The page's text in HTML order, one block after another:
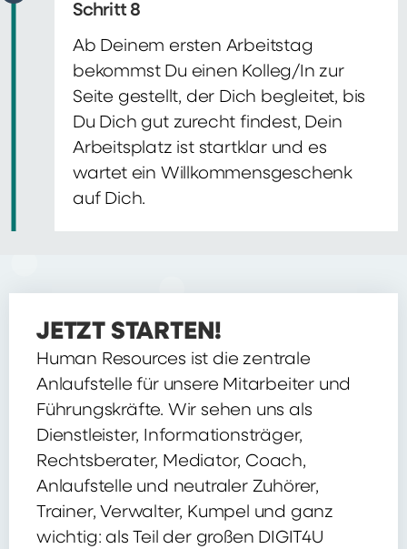
Schritt 8
Ab Deinem ersten Arbeitstag
bekommst Du einen Kolleg/In zur
Seite gestellt, der Dich begleitet, bis
Du Dich gut zurecht findest, Dein
Arbeitsplatz ist startklar und es
wartet ein Willkommensgeschenk
auf Dich.
JETZT STARTEN!
Human Resources ist die zentrale
Anlaufstelle für unsere Mitarbeiter und
Führungskräfte. Wir sehen uns als
Dienstleister, Informationsträger,
Rechtsberater, Mediator, Coach,
Anlaufstelle und neutraler Zuhörer,
Trainer, Verwalter, Kumpel und ganz
wichtig: als Teil der großen DIGIT4U